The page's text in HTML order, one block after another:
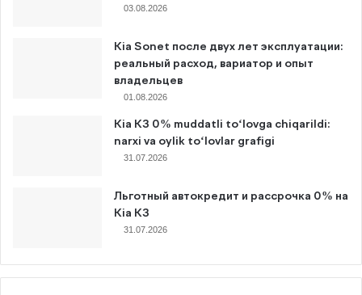
03.08.2026
Kia Sonet после двух лет эксплуатации:
реальный расход, вариатор и опыт
владельцев
01.08.2026
Kia K3 0% muddatli to‘lovga chiqarildi:
narxi va oylik to‘lovlar grafigi
31.07.2026
Льготный автокредит и рассрочка 0% на
Kia K3
31.07.2026